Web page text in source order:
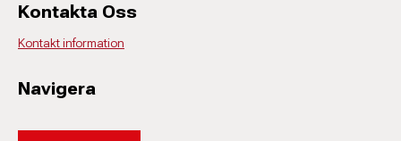
Kontakta Oss
Kontakt information
Navigera